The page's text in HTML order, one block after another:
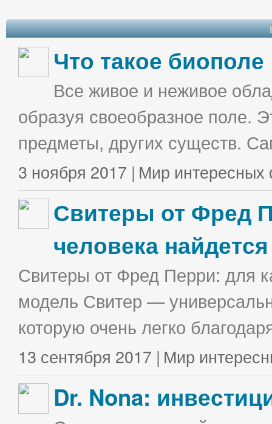
Что такое биополе
Все живое и неживое
образуя своеобразное поле.
предметы, других существ.
3 ноября 2017 | Мир интересных
Свитеры от Фред
человека
Свитеры от Фред Перри: для
модель Свитер —
которую очень легко
13 сентября 2017 | Мир
Dr. Nona: